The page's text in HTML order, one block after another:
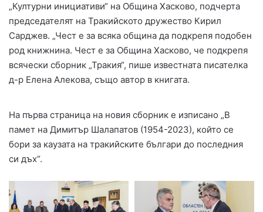
„Културни инициативи“ на Община Хасково, подчерта
председателят на Тракийското дружество Кирил
Сарджев. „Чест е за всяка община да подкрепя подобен
род книжнина. Чест е за Община Хасково, че подкрепя
всячески сборник „Тракия“, пише известната писателка
д-р Елена Алекова, също автор в книгата.
На първа страница на новия сборник е изписано „В
памет на Димитър Шалапатов (1954-2023), който се
бори за каузата на тракийските българи до последния
си дъх“.